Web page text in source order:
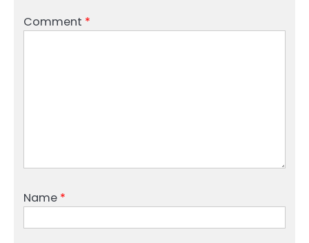
Comment *
Name *